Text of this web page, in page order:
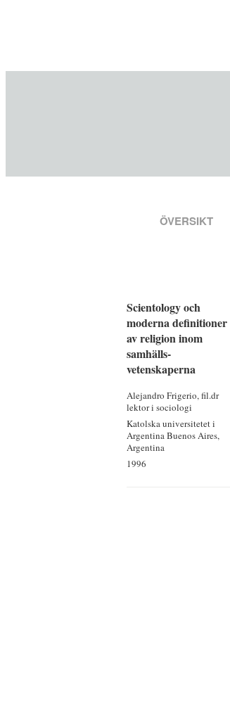
ÖVERSIKT
Scientology och
moderna definitioner
av religion inom
samhälls­
vetenskaperna
Alejandro Frigerio, fil.dr
lektor i sociologi
Katolska universitetet i
Argentina Buenos Aires,
Argentina
1996